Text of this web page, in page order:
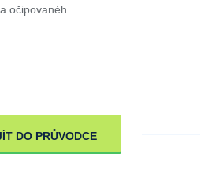
očipovanéh
DO PRŮVODCE